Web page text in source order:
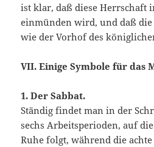
ist klar, daß diese Herrschaft
einmünden wird, und daß die
wie der Vorhof des
VII. Einige Symbole für das
1. Der Sabbat.
Ständig findet man in der
sechs Arbeitsperioden, auf
Ruhe folgt, während die